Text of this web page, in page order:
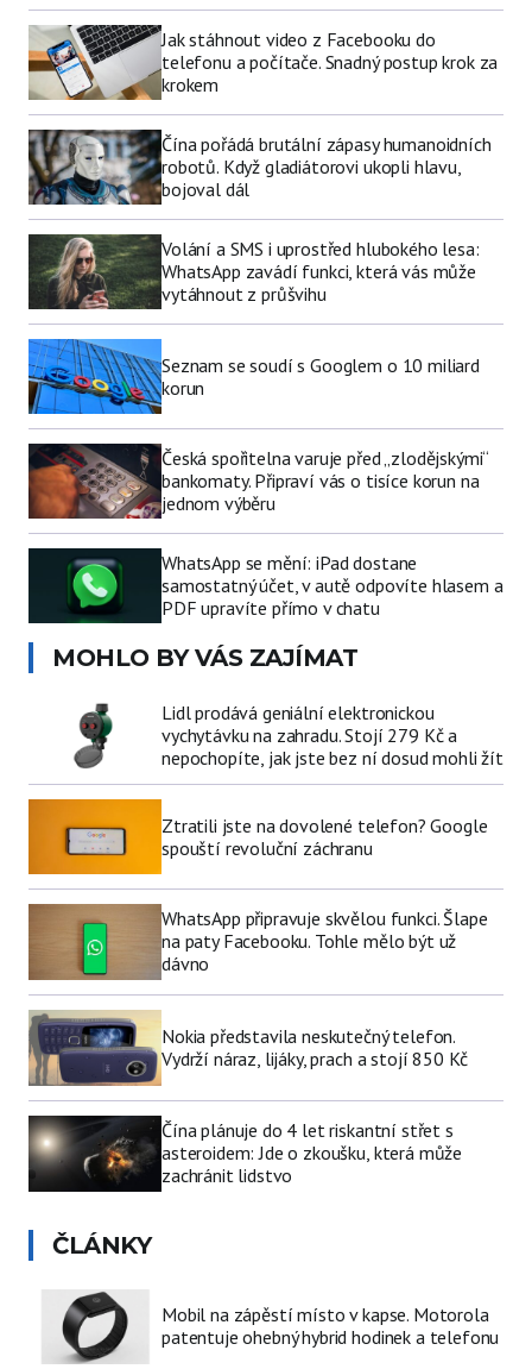
Jak stáhnout video z Facebooku do
telefonu a počítače. Snadný postup krok za
krokem
Čína pořádá brutální zápasy humanoidních
robotů. Když gladiátorovi ukopli hlavu,
bojoval dál
Volání a SMS i uprostřed hlubokého lesa:
WhatsApp zavádí funkci, která vás může
vytáhnout z průšvihu
Seznam se soudí s Googlem o 10 miliard
korun
Česká spořitelna varuje před „zlodějskými“
bankomaty. Připraví vás o tisíce korun na
jednom výběru
WhatsApp se mění: iPad dostane
samostatný účet, v autě odpovíte hlasem a
PDF upravíte přímo v chatu
MOHLO BY VÁS ZAJÍMAT
Lidl prodává geniální elektronickou
vychytávku na zahradu. Stojí 279 Kč a
nepochopíte, jak jste bez ní dosud mohli žít
Ztratili jste na dovolené telefon? Google
spouští revoluční záchranu
WhatsApp připravuje skvělou funkci. Šlape
na paty Facebooku. Tohle mělo být už
dávno
Nokia představila neskutečný telefon.
Vydrží náraz, lijáky, prach a stojí 850 Kč
Čína plánuje do 4 let riskantní střet s
asteroidem: Jde o zkoušku, která může
zachránit lidstvo
ČLÁNKY
Mobil na zápěstí místo v kapse. Motorola
patentuje ohebný hybrid hodinek a telefonu